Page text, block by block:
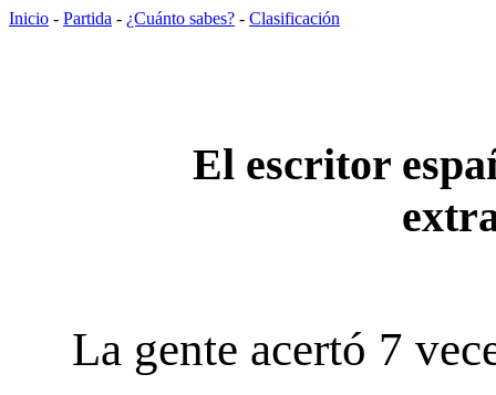
Inicio - Partida - ¿Cuánto sabes? - Clasificación
El escritor
La gente acertó 7